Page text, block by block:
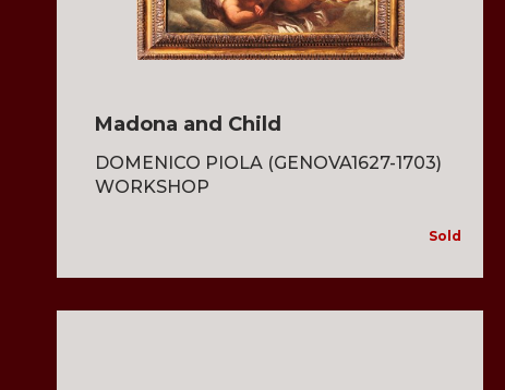
Madona and Child
DOMENICO PIOLA (GENOVA1627-1703)
WORKSHOP
Sold